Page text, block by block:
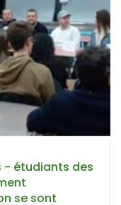
- étudiants des
se sont